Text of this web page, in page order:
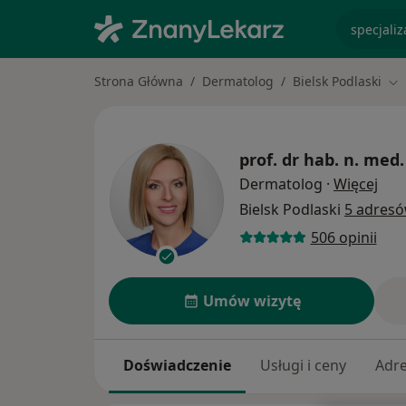
Strona Główna Dermatolog Bielsk Podlaski
prof. dr hab. n. med.
Dermatolog · Więcej
Bielsk Podlaski 5
506 opinii
Umów wizytę
Doświadczenie Usługi i ceny